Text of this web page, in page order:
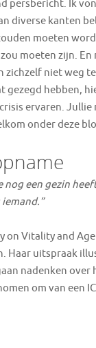
persbericht. Ik
diverse kanten
moeten
moeten zijn.
niet weg
gezegd hebben,
ervaren.
onder deze
nog een gezin
on Vitality and
Haar uitspraak
nadenken over
om van een